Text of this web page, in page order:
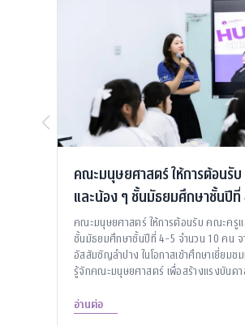
คณะมนุษยศาสตร์ ให้การต้อนรั
และน้อง ๆ ชั้นมัธยมศึกษาชั้นปีที่
โรงเรียนอัสสัมชัญลำปาง จ.ลำป
คณะมนุษยศาสตร์ ให้การต้อนรับ คณะครู
ชั้นมัธยมศึกษาชั้นปีที่ 4-5 จำนวน 10 คน จ
อัสสัมชัญลำปาง ในโอกาสเข้าศึกษาเยี่ยมช
รู้จักคณะมนุษยศาสตร์ เพื่อสร้างแรงบันดา
อ่านต่อ